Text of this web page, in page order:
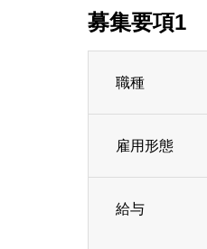
募集要項1
職種
雇用形態
給与